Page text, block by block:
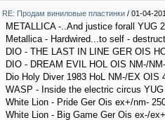
RE: Продам виниловые пластинки / 01-04-
METALLICA -..And justice forall YUG
Metallica - Hardwired...to self -
DIO - THE LAST IN LINE GER OIS
DIO - DREAM EVIL HOL OIS NM-/
Dio Holy Diver 1983 HoL NM-/EX OIS
WASP - Inside the electric circus
White Lion - Pride Ger Ois ex+/nm-
White Lion - Big Game Ger Ois ex-/